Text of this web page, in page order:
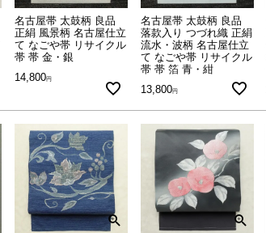
名古屋帯 太鼓柄 良品
正絹 風景柄 名古屋仕立
て なごや帯 リサイクル
帯 帯 金・銀
14,800
名古屋帯 太鼓柄 良品
落款入り つづれ織 正絹
流水・波柄 名古屋仕立
て なごや帯 リサイクル
帯 帯 箔 青・紺
13,800